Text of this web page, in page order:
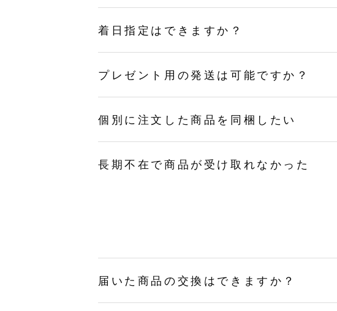
着日指定はできますか？
プレゼント用の発送は可能ですか？
個別に注文した商品を同梱したい
長期不在で商品が受け取れなかった
届いた商品の交換はできますか？